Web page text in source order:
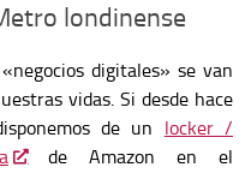
londinense
digitales» se van
vidas. Si desde hace
de un locker /
de Amazon en el